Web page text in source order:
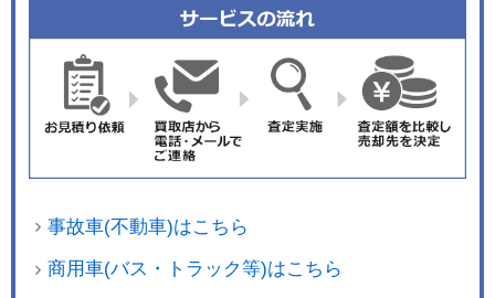
事故車(不動車)はこちら
商用車(バス・トラック等)はこちら